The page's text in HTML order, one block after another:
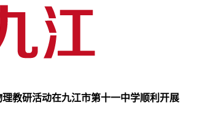
教研活动在九江市第十一中学顺利开展